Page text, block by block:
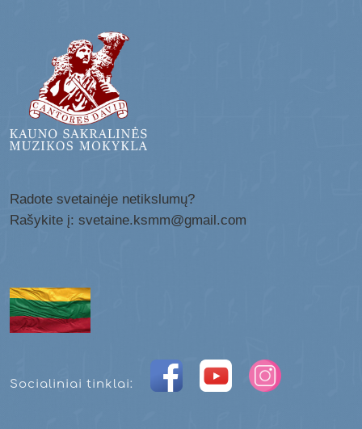
Radote svetainėje netikslumų?
Rašykite į: svetaine.ksmm@gmail.com
Socialiniai tinklai: